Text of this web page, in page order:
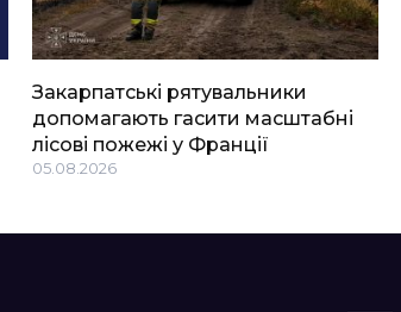
Закарпатські рятувальники
допомагають гасити масштабні
лісові пожежі у Франції
05.08.2026